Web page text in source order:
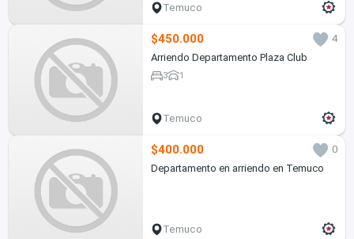
Temuco
$450.000
4
Arriendo Departamento Plaza Club
3 1
Temuco
$400.000
0
Departamento en arriendo en Temuco
Temuco